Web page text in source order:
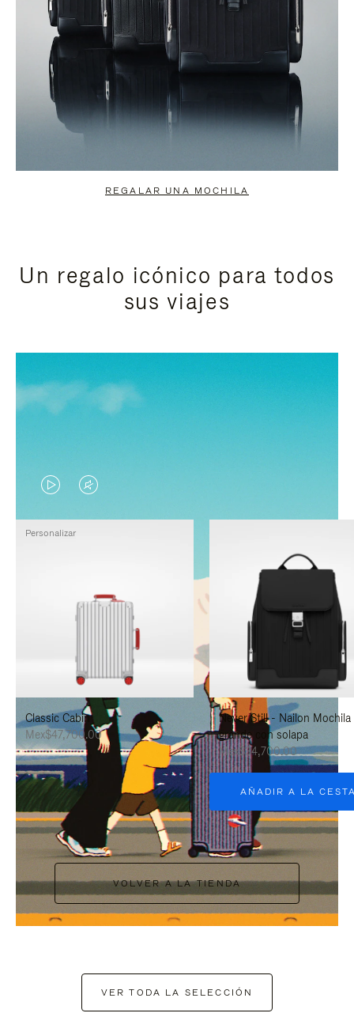
REGALAR UNA MOCHILA
Un regalo icónico para todos
sus viajes
EL
VÍDEO
PAUSADO,
PARA
PAUSARLO.
EL
SONIDO
ESTÁ
DESACTIVADO:
PULSE
PARA
ACTIVARLO.
Classic Cabin
Mex$47,700.00
Personalizar
Never Still - Nailon Mochila
grande con solapa
Mex$34,700.00
AÑADIR A LA
VOLVER A LA TIENDA
VER TODA LA SELECCIÓN